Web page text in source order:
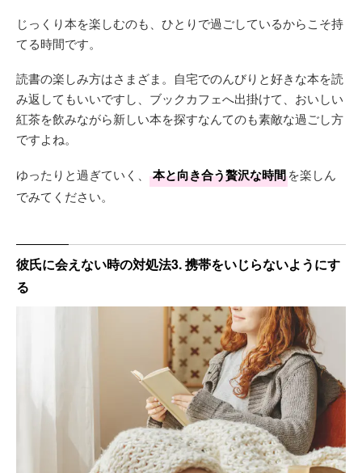
じっくり本を楽しむのも、ひとりで過ごしているからこそ持
てる時間です。
読書の楽しみ方はさまざま。自宅でのんびりと好きな本を読
み返してもいいですし、ブックカフェへ出掛けて、おいしい
紅茶を飲みながら新しい本を探すなんてのも素敵な過ごし方
ですよね。
ゆったりと過ぎていく、 本と向き合う贅沢な時間を楽しん
でみてください。
彼氏に会えない時の対処法3. 携帯をいじらないようにす
る